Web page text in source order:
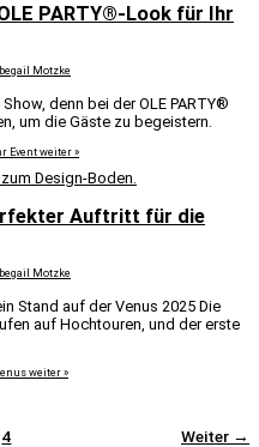
PARTY®-Look für Ihr
Motzke
denn bei der OLE PARTY®
um die Gäste zu begeistern.
Event weiter »
Auftritt für die
Motzke
Stand auf der Venus 2025 Die
auf Hochtouren, und der erste
weiter »
4 Weiter →